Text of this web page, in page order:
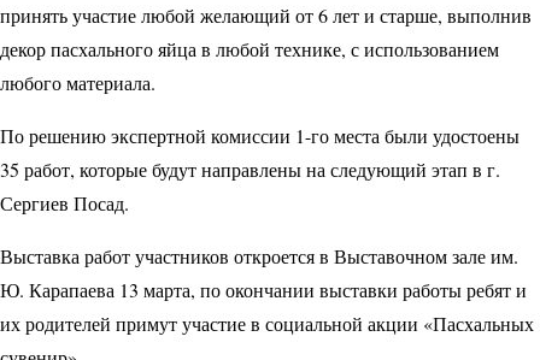
принять участие любой желающий от 6 лет и старше, выполнив
декор пасхального яйца в любой технике, с использованием
любого материала.
По решению экспертной комиссии 1-го места были удостоены
35 работ, которые будут направлены на следующий этап в г.
Сергиев Посад.
Выставка работ участников откроется в Выставочном зале им.
Ю. Карапаева 13 марта, по окончании выставки работы ребят и
их родителей примут участие в социальной акции «Пасхальных